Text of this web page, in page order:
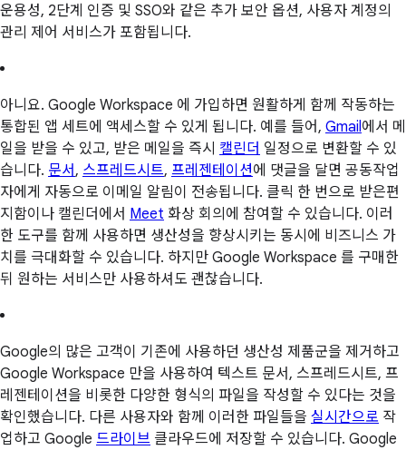
운용성, 2단계 인증 및 SSO와 같은 추가 보안 옵션, 사용자 계정의
관리 제어 서비스가 포함됩니다.
아니요. Google Workspace 에 가입하면 원활하게 함께 작동하는
통합된 앱 세트에 액세스할 수 있게 됩니다. 예를 들어, Gmail 에서 메
일을 받을 수 있고, 받은 메일을 즉시 캘린더 일정으로 변환할 수 있
습니다. 문서 , 스프레드시트, 프레젠테이션에 댓글을 달면 공동작업
자에게 자동으로 이메일 알림이 전송됩니다. 클릭 한 번으로 받은편
지함이나 캘린더에서 Meet 화상 회의에 참여할 수 있습니다. 이러
한 도구를 함께 사용하면 생산성을 향상시키는 동시에 비즈니스 가
치를 극대화할 수 있습니다. 하지만 Google Workspace 를 구매한
뒤 원하는 서비스만 사용하셔도 괜찮습니다.
Google의 많은 고객이 기존에 사용하던 생산성 제품군을 제거하고
Google Workspace 만을 사용하여 텍스트 문서, 스프레드시트, 프
레젠테이션을 비롯한 다양한 형식의 파일을 작성할 수 있다는 것을
확인했습니다. 다른 사용자와 함께 이러한 파일들을 실시간으로 작
업하고 Google 드라이브 클라우드에 저장할 수 있습니다. Google